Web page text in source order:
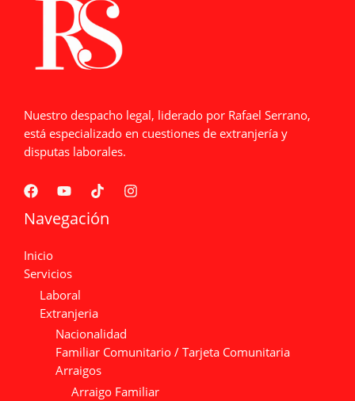
Nuestro despacho legal, liderado por Rafael Serrano,
está especializado en cuestiones de extranjería y
disputas laborales.
Navegación
Inicio
Servicios
Laboral
Extranjeria
Nacionalidad
Familiar Comunitario / Tarjeta Comunitaria
Arraigos
Arraigo Familiar